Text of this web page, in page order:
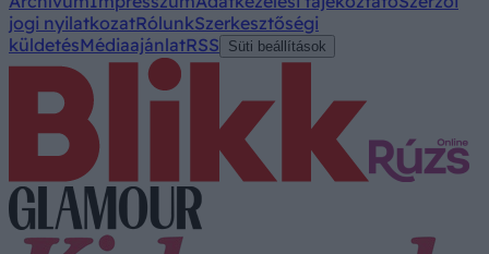
jogi nyilatkozatRólunkSzerkesztőségi
küldetésMédiaajánlatRSS Süti beállítások